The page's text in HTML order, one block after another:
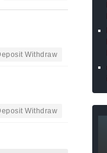
Withdraw
Withdraw